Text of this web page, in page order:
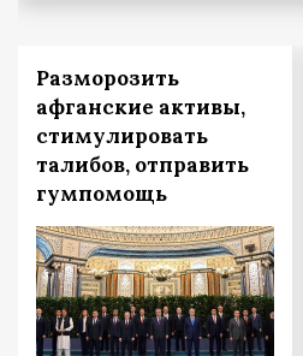
Разморозить
афганские активы,
стимулировать
талибов, отправить
гумпомощь